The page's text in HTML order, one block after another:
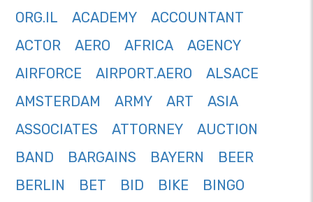
ORG.IL
ACADEMY
ACCOUNTANT
ACTOR
AERO AFRICA
AGENCY
AIRFORCE
AIRPORT.AERO
ALSACE
AMSTERDAM
ARMY ART
ASIA
ASSOCIATES
ATTORNEY
AUCTION
BAND
BARGAINS BAYERN
BEER
BERLIN
BET BID BIKE
BINGO